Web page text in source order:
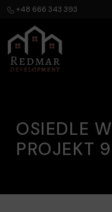
+48 666 343 393
OSIEDLE
PROJEKT 9